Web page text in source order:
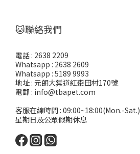
🐱聯絡我們
電話 : 2638 2209
Whatsapp : 2638 2609
Whatsapp : 5189 9993
地址 : 元朗大棠道紅棗田村170號
電郵 : info@tbapet.com
客服在線時間 : 09:00~18:00(Mon.-Sat.)
星期日及公眾假期休息